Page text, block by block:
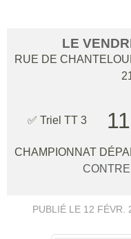
LE
RUE DE
✅ Triel TT 3 11
CHAMPIONNAT
CONTRE
PUBLIÉ LE 12 FÉVR.